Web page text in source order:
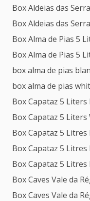
Box Aldeias das
Box Aldeias das
Box Alma de Pias 5
Box Alma de Pias 5
box alma de pias
box alma de pias
Box Capataz 5 Liters
Box Capataz 5 Liters
Box Capataz 5 Litres
Box Capataz 5 Litres
Box Capataz 5 Litres
Box Caves Vale da
Box Caves Vale da